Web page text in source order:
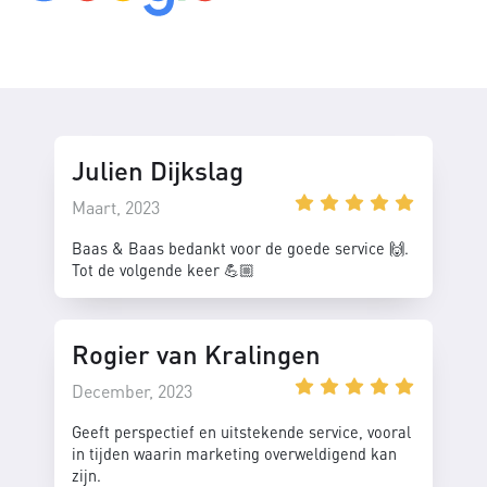
Julien Dijkslag
Maart, 2023
Baas & Baas bedankt voor de goede service 🙌.
Tot de volgende keer 💪🏼
Rogier van Kralingen
December, 2023
Geeft perspectief en uitstekende service, vooral
in tijden waarin marketing overweldigend kan
zijn.